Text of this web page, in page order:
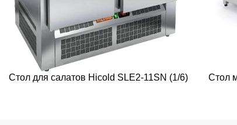
Стол для салатов Hicold SLE2-11SN (1/6) Стол